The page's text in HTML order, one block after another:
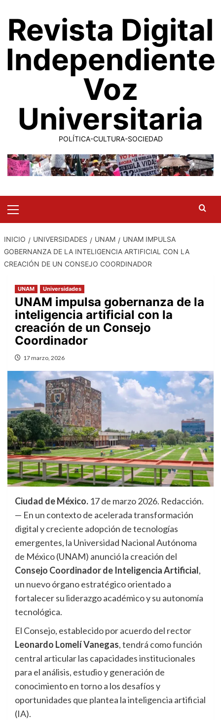
contenido
Revista Digital
Independiente
Voz
Universitaria
POLÍTICA-CULTURA-SOCIEDAD
Menu
INICIO UNIVERSIDADES UNAM
UNAM IMPULSA
GOBERNANZA DE LA INTELIGENCIA ARTIFICIAL CON LA
CREACIÓN DE UN CONSEJO COORDINADOR
UNAM Universidades
UNAM impulsa gobernanza de la
inteligencia artificial con la
creación de un Consejo
Coordinador
17 marzo, 2026
Ciudad de México. 17 de marzo 2026. Redacción.
— En un contexto de acelerada transformación
digital y creciente adopción de tecnologías
emergentes, la Universidad Nacional Autónoma
de México (UNAM) anunció la creación del
Consejo Coordinador de Inteligencia Artificial,
un nuevo órgano estratégico orientado a
fortalecer su liderazgo académico y su autonomía
tecnológica.
El Consejo, establecido por acuerdo del rector
Leonardo Lomelí Vanegas, tendrá como función
central articular las capacidades institucionales
para el análisis, estudio y generación de
conocimiento en torno a los desafíos y
oportunidades que plantea la inteligencia artificial
(IA).